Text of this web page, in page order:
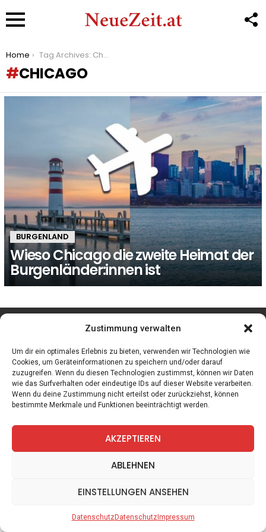
Zustimmung verwalten
Um dir ein optimales Erlebnis zu bieten, verwenden wir Technologien wie
Cookies, um Geräteinformationen zu speichern und/oder darauf
zuzugreifen. Wenn du diesen Technologien zustimmst, können wir Daten
wie das Surfverhalten oder eindeutige IDs auf dieser Website verarbeiten.
Wenn du deine Zustimmung nicht erteilst oder zurückziehst, können
bestimmte Merkmale und Funktionen beeinträchtigt werden.
AKZEPTIEREN
ABLEHNEN
EINSTELLUNGEN ANSEHEN
DatenschutzDatenschutzImpressum
You are here:
Home Tag Archives: Chicago
CHICAGO
BURGENLAND
Wieso Chicago die zweite Heimat der
Burgenländer:innen ist
facebook instagram
Spiele Zitate Kontakt Datenschutz Impressum